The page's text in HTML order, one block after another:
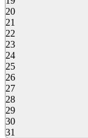
20
21
22
23
24
25
26
27
28
29
30
31